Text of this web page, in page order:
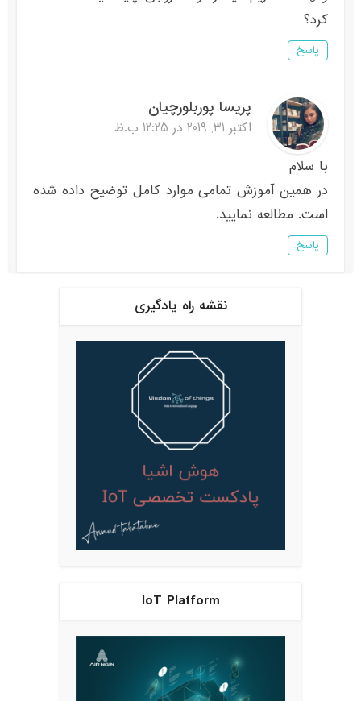
کرد؟
پاسخ
پریسا پوربلورچیان
اکتبر 31, 2019 در 12:25 ب.ظ
با سلام
در همین آموزش تمامی موارد کامل توضیح داده شده
است. مطالعه نمایید.
پاسخ
نقشه راه یادگیری
IoT Platform